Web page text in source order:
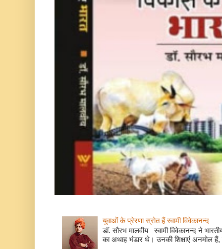
युवाओं के प्रेरणा स्रोत हैं स्वामी विवेकानन्द
डॉ. सौरभ मालवीय स्वामी विवेकानन्द ने
का अथाह भंडार थे। उनकी शिक्षाएं अनमोल हैं,